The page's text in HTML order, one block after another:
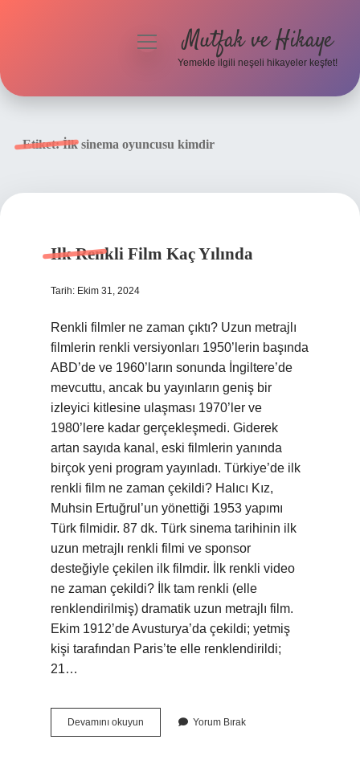
menüyüMutfak ve Hikaye
Yemekle ilgili neşeli hikayeler keşfet!
Etiket:İlk sinema oyuncusu kimdir
Ilk Renkli Film Kaç Yılında
Tarih: Ekim 31, 2024
Renkli filmler ne zaman çıktı? Uzun metrajlı
filmlerin renkli versiyonları 1950’lerin başında
ABD’de ve 1960’ların sonunda İngiltere’de
mevcuttu, ancak bu yayınların geniş bir
izleyici kitlesine ulaşması 1970’ler ve
1980’lere kadar gerçekleşmedi. Giderek
artan sayıda kanal, eski filmlerin yanında
birçok yeni program yayınladı. Türkiye’de ilk
renkli film ne zaman çekildi? Halıcı Kız,
Muhsin Ertuğrul’un yönettiği 1953 yapımı
Türk filmidir. 87 dk. Türk sinema tarihinin ilk
uzun metrajlı renkli filmi ve sponsor
desteğiyle çekilen ilk filmdir. İlk renkli video
ne zaman çekildi? İlk tam renkli (elle
renklendirilmiş) dramatik uzun metrajlı film.
Ekim 1912’de Avusturya’da çekildi; yetmiş
kişi tarafından Paris’te elle renklendirildi;
21…
Devamını okuyun
Renkli
Yorum Bırak